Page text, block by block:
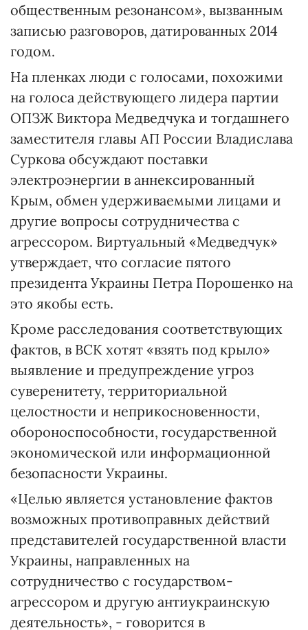
общественным резонансом», вызванным
записью разговоров, датированных 2014
годом.
На пленках люди с голосами, похожими
на голоса действующего лидера партии
ОПЗЖ Виктора Медведчука и тогдашнего
заместителя главы АП России Владислава
Суркова обсуждают поставки
электроэнергии в аннексированный
Крым, обмен удерживаемыми лицами и
другие вопросы сотрудничества с
агрессором. Виртуальный «Медведчук»
утверждает, что согласие пятого
президента Украины Петра Порошенко на
это якобы есть.
Кроме расследования соответствующих
фактов, в ВСК хотят «взять под крыло»
выявление и предупреждение угроз
суверенитету, территориальной
целостности и неприкосновенности,
обороноспособности, государственной
экономической или информационной
безопасности Украины.
«Целью является установление фактов
возможных противоправных действий
представителей государственной власти
Украины, направленных на
сотрудничество с государством-
агрессором и другую антиукраинскую
деятельность», - говорится в